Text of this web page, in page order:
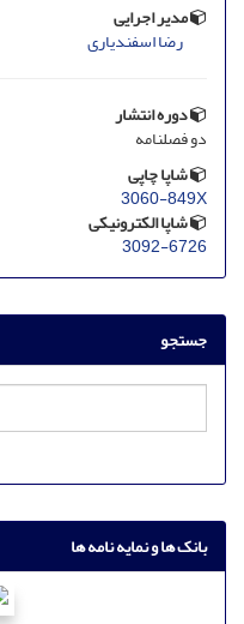
مدیر اجرایی
رضا اسفندیاری
دوره انتشار
دو فصلنامه
شاپا چاپی
3060-849X
شاپا الکترونیکی
3092-6726
جستجو
بانک ها و نمایه نامه ها